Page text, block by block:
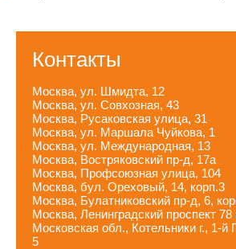
Контакты
Москва, ул. Шмидта, 12
Москва, ул. Совхозная, 43
Москва, Русаковская улица, 31
Москва, ул. Маршала Чуйкова, 1
Москва, ул. Международная, 13
Москва, Востряковский пр-д, 17а
Москва, Профсоюзная улица, 104
Москва, бул. Ореховый, 14, корп.3
Москва, Булатниковский пр-д, 6,
Москва, Ленинградский проспект 78
Московская обл., Котельники г., 1-й
5